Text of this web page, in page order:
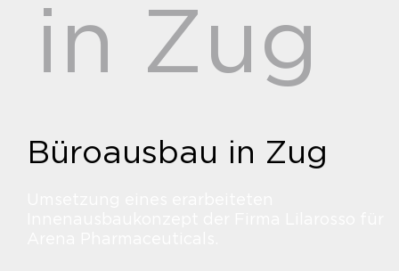
in Zug
Büroausbau in Zug